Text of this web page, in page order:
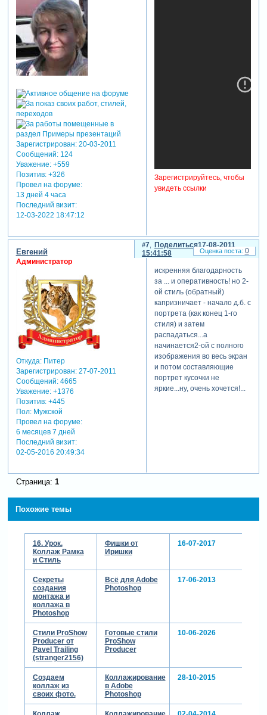
Зарегистрирован: 20-03-2011
Сообщений:124
Уважение: +559
Позитив: +326
Провел на форуме:
13 дней 4 часа
Последний визит:
12-03-2022 18:47:12
Зарегистрируйтесь, чтобы
увидеть ссылки
Поделиться
7
17-08-2011
15:41:58
Евгений
Администратор
Откуда:Питер
Зарегистрирован: 27-07-2011
Сообщений:4665
Уважение: +1376
Позитив: +445
Пол:Мужской
Провел на форуме:
6 месяцев 7 дней
Последний визит:
02-05-2016 20:49:34
искренняя благодарность
за ... и оперативность! но 2-
ой стиль (обратный)
капризничает - начало д.б. с
портрета (как конец 1-го
стиля) и затем
распадаться...а
начинается2-ой с полного
изображения во весь экран
и потом составляющие
портрет кусочки не
яркие...ну, очень хочется!...
0
Страница: 1
Похожие темы
16. Урок.
Коллаж Рамка
и Стиль
Фишки от
Иришки
16-07-2017
Секреты
создания
монтажа и
коллажа в
Photoshop
Всё для Adobe
Photoshop
17-06-2013
Стили ProShow
Producer от
Pavel Trailing
(stranger2156)
Готовые стили
ProShow
Producer
10-06-2026
Создаем
коллаж из
своих фото.
Коллажирование
в Adobe
Photoshop
28-10-2015